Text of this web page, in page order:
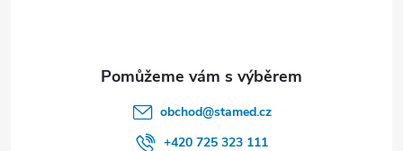
obchod@stamed.cz
+420 725 323 111